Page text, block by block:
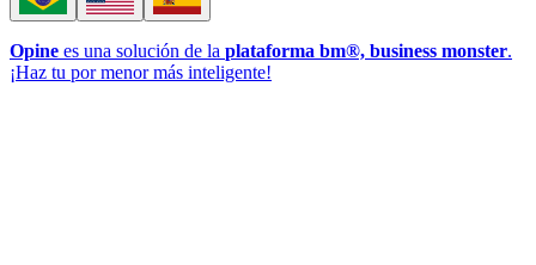
Opine es una solución de la plataforma bm®, business monster.
¡Haz tu por menor más inteligente!